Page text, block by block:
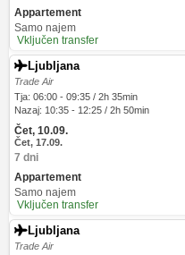
Appartement
Samo najem
Vključen transfer
Ljubljana
Trade Air
Tja: 06:00 - 09:35 / 2h 35min
Nazaj: 10:35 - 12:25 / 2h 50min
Čet, 10.09.
Čet, 17.09.
7 dni
Appartement
Samo najem
Vključen transfer
Ljubljana
Trade Air